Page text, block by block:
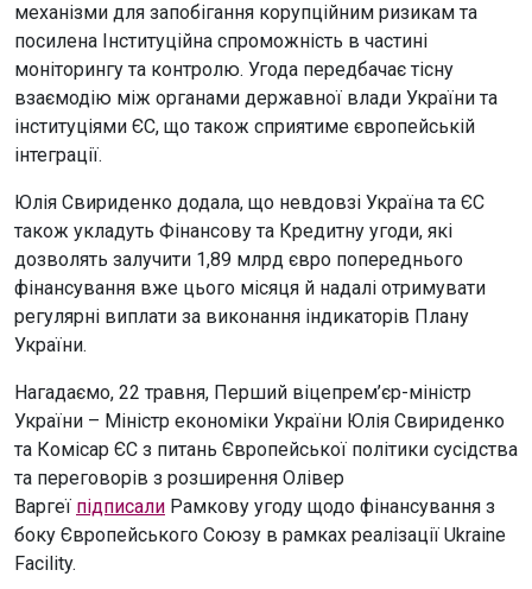
механізми для запобігання корупційним ризикам та
посилена Інституційна спроможність в частині
моніторингу та контролю. Угода передбачає тісну
взаємодію між органами державної влади України та
інституціями ЄС, що також сприятиме європейській
інтеграції.
Юлія Свириденко додала, що невдовзі Україна та ЄС
також укладуть Фінансову та Кредитну угоди, які
дозволять залучити 1,89 млрд євро попереднього
фінансування вже цього місяця й надалі отримувати
регулярні виплати за виконання індикаторів Плану
України.
Нагадаємо, 22 травня, Перший віцепрем’єр-міністр
України – Міністр економіки України Юлія Свириденко
та Комісар ЄС з питань Європейської політики сусідства
та переговорів з розширення Олівер
Варгеї підписали Рамкову угоду щодо фінансування з
боку Європейського Союзу в рамках реалізації Ukraine
Facility.